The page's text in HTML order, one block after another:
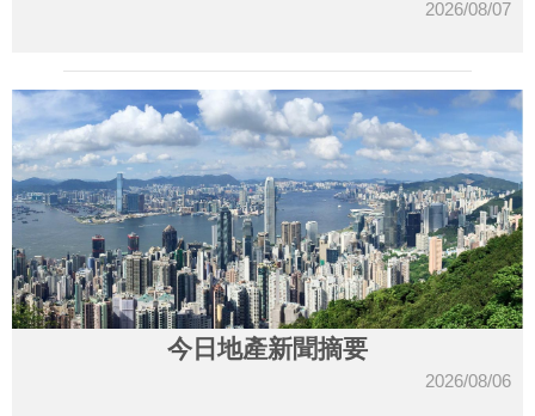
2026/08/07
今日地產新聞摘要
2026/08/06